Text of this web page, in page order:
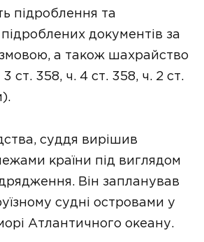
підроблення та
документів за
а також шахрайство
ст. 358, ч. 4 ст. 358, ч. 2 ст.
суддя вирішив
країни під виглядом
Він запланував
судні островами у
Атлантичного океану.